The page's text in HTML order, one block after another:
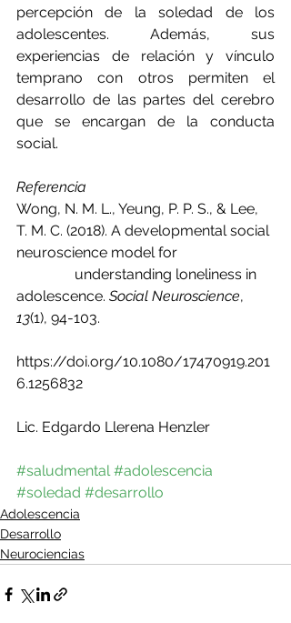
percepción de la soledad de los
adolescentes. Además, sus
experiencias de relación y vínculo
temprano con otros permiten el
desarrollo de las partes del cerebro
que se encargan de la conducta
social.
Referencia
Wong, N. M. L., Yeung, P. P. S., & Lee,
T. M. C. (2018). A developmental social
neuroscience model for
adolescence. Social Neuroscience,
13(1), 94-103.
https://doi.org/10.1080/17470919.201
6.1256832
Lic. Edgardo Llerena Henzler
#saludmental #adolescencia
#soledad #desarrollo
Adolescencia
Desarrollo
Neurociencias